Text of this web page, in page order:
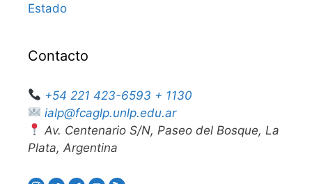
Estado
Contacto
+54 221 423-6593 + 1130
ialp@fcaglp.unlp.edu.ar
Av. Centenario S/N, Paseo del Bosque, La
Plata, Argentina